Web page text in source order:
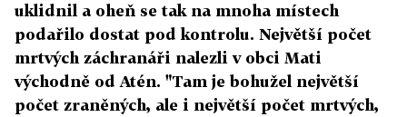
uklidnil a oheň se tak na mnoha místech
podařilo dostat pod kontrolu. Největší počet
mrtvých záchranáři nalezli v obci Mati
východně od Atén. "Tam je bohužel největší
počet zraněných, ale i největší počet mrtvých,